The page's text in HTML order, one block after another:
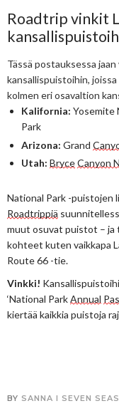
Roadtrip vinkit
Tässä postauksessa
kansallispuistoihin,
kolmen eri osavaltion
Kalifornia: Yosemite
Park
Arizona: Grand
Utah: Bryce Canyon
Roadtrippiä
muut osuvat puistot –
kohteet kuten vaikkapa
Route 66 -tie.
Vinkki!
‘National Park Annual
kiertää kaikkia puistoja
BY SANNA I SEVEN SEAS